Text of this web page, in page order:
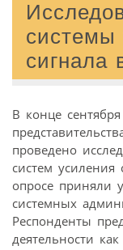
системы
сигнала
В конце
проведено
систем
опросе приняли
системных
Респонденты
деятельности